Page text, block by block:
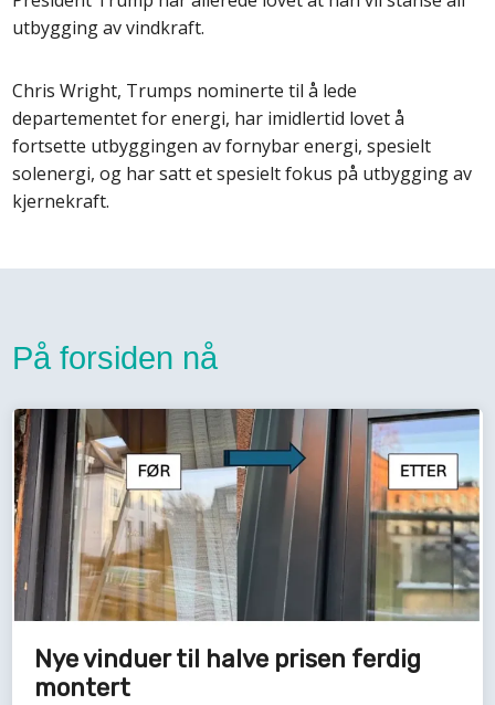
utbygging av vindkraft.
Chris Wright, Trumps nominerte til å lede
departementet for energi, har imidlertid lovet å
fortsette utbyggingen av fornybar energi, spesielt
solenergi, og har satt et spesielt fokus på utbygging av
kjernekraft.
På forsiden nå
Nye vinduer til halve prisen ferdig
montert